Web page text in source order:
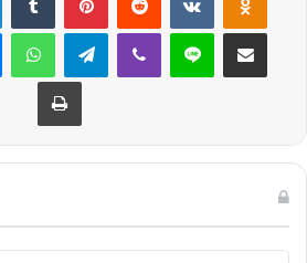
MessengerWhatsAppTelegramViber Line E-Posta ile
Yazdır